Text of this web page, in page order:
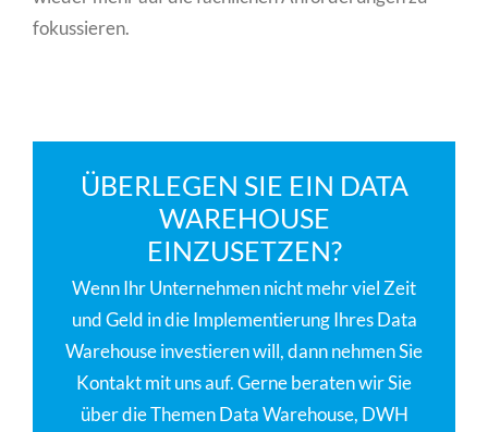
fokussieren.
ÜBERLEGEN SIE EIN DATA
WAREHOUSE
EINZUSETZEN?
Wenn Ihr Unternehmen nicht mehr viel Zeit
und Geld in die Implementierung Ihres Data
Warehouse investieren will, dann nehmen Sie
Kontakt mit uns auf. Gerne beraten wir Sie
über die Themen Data Warehouse, DWH